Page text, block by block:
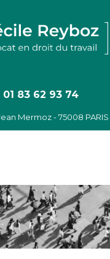
01 83 62 93 74
Mermoz - 75008 PARIS